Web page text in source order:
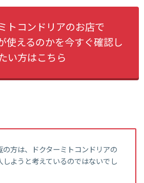
トコンドリアのお店で
使えるのかを今すぐ確認し
い方はこちら
の方は、ドクターミトコンドリアの
ようと考えているのではないでし